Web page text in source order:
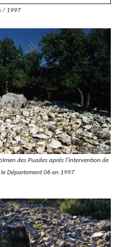
/ 1997
des Puades après l'intervention de
Département 06 en 1997